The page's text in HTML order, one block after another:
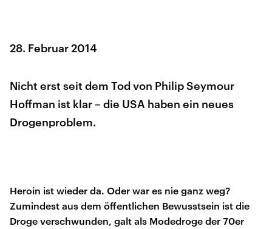
28. Februar 2014
Nicht erst seit dem Tod von Philip Seymour
Hoffman ist klar – die USA haben ein neues
Drogenproblem.
Heroin ist wieder da. Oder war es nie ganz weg?
Zumindest aus dem öffentlichen Bewusstsein ist die
Droge verschwunden, galt als Modedroge der 70er